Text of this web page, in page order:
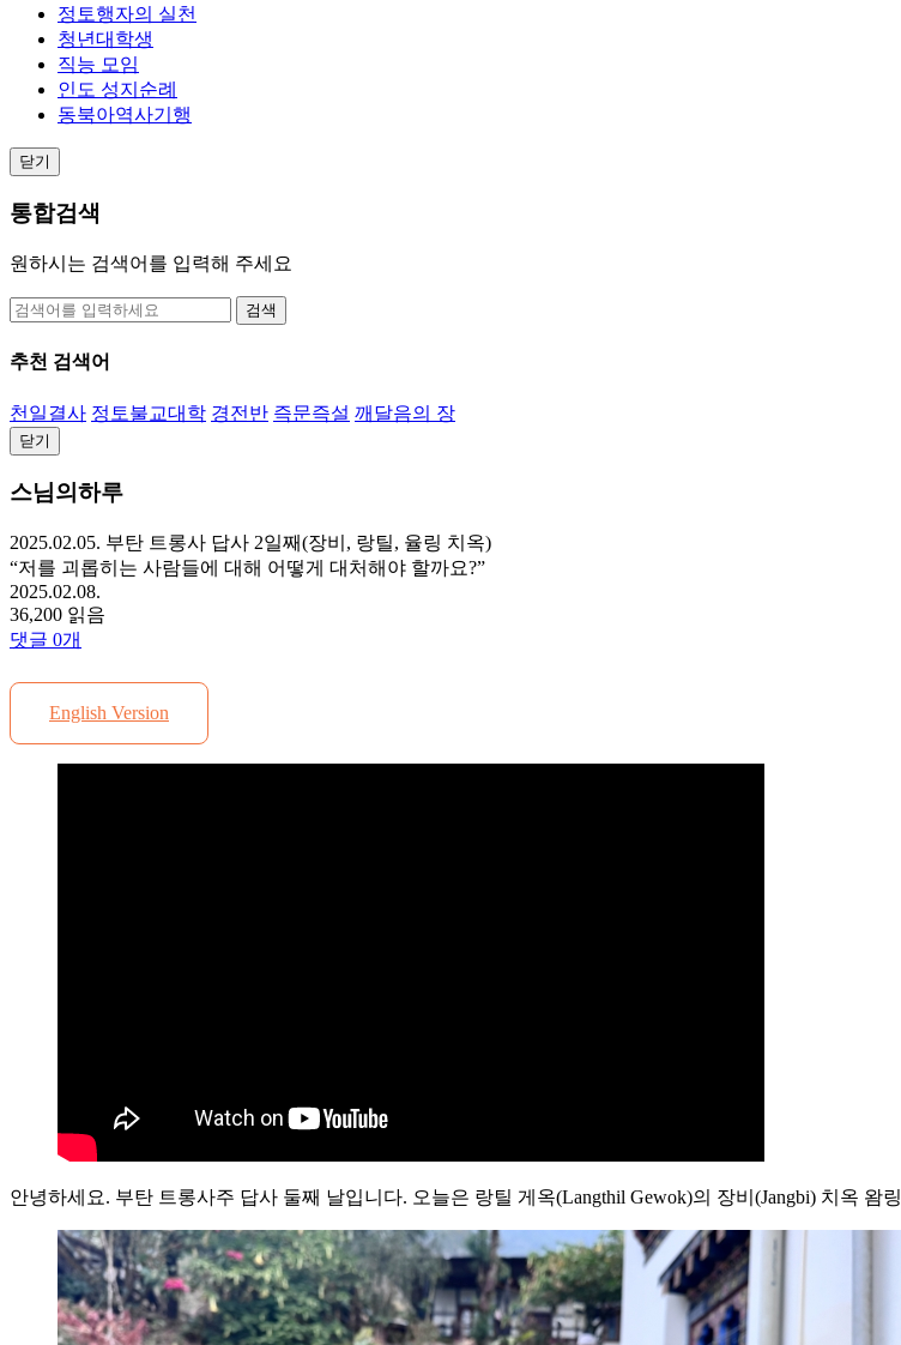
정토행자의 실천
청년대학생
직능 모임
인도 성지순례
동북아역사기행
닫기
통합검색
원하시는 검색어를 입력해 주세요
검색
추천 검색어
천일결사 정토불교대학 경전반 즉문즉설 깨달음의 장
닫기
스님의하루
2025.02.05. 부탄 트롱사 답사 2일째(장비, 랑틸, 율링 치옥)
“저를 괴롭히는 사람들에 대해 어떻게 대처해야 할까요?”
2025.02.08.
36,200 읽음
댓글 0개
English Version
안녕하세요. 부탄 트롱사주 답사 둘째 날입니다. 오늘은 랑틸 게옥(Langthil Gewok)의 장비(Jangbi) 치옥 왐